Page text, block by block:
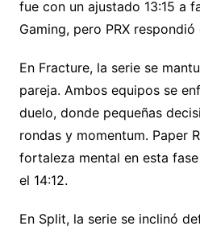
fue con un ajustado 13:15 a
Gaming, pero PRX
En Fracture, la serie se
pareja. Ambos equipos se
duelo, donde pequeñas
rondas y momentum. Paper
fortaleza mental en esta
el 14:12.
En Split, la serie se inclinó